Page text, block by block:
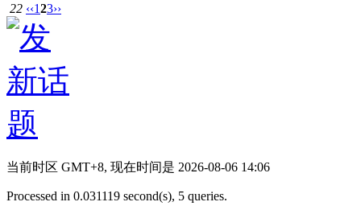
22 ‹‹123››
当前时区 GMT+8, 现在时间是 2026-08-06 14:06
Processed in 0.031119 second(s), 5 queries.